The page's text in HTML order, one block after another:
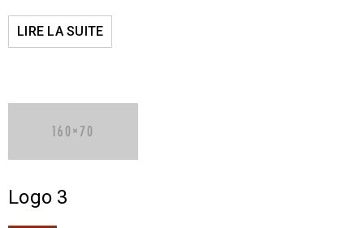
LIRE LA SUITE
Logo 3